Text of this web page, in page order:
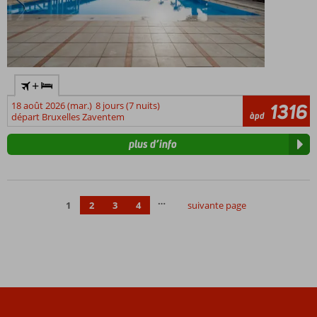
+
18 août 2026 (mar.) 8 jours (7 nuits)
départ Bruxelles Zaventem
àpd 1316
plus d’info
1 2 3 4 … suivante page